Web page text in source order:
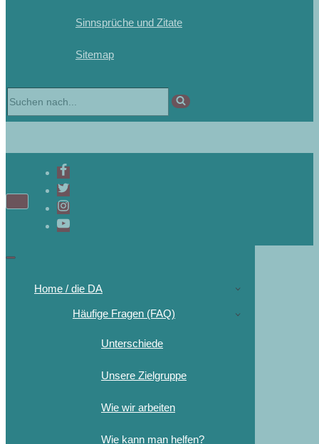
Sinnsprüche und Zitate
Sitemap
Home / die DA
Häufige Fragen (FAQ)
Unterschiede
Unsere Zielgruppe
Wie wir arbeiten
Wie kann man helfen?